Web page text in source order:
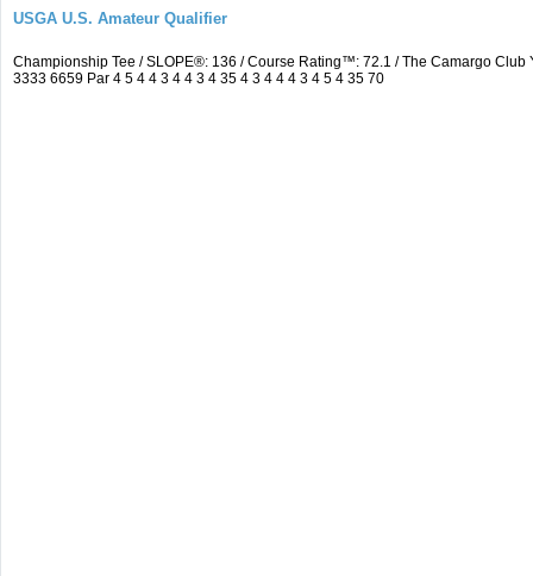
USGA U.S. Amateur Qualifier
Championship Tee / SLOPE®: 136 / Course Rating™: 72.1 / The Camargo
3333 6659 Par 4 5 4 4 3 4 4 3 4 35 4 3 4 4 4 3 4 5 4 35 70